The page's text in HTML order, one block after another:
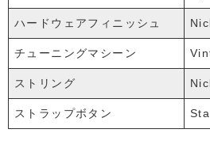
ハードウェアフィニッシュ
チューニングマシーン
ストリング
ストラップボタン